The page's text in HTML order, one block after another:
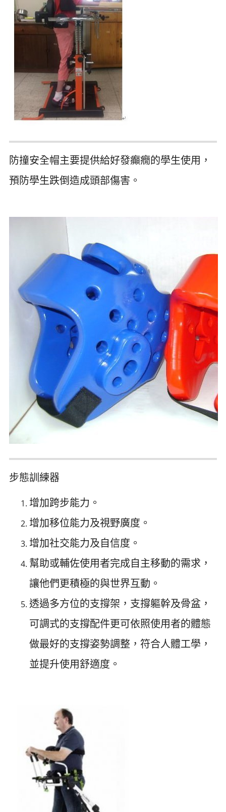
防撞安全帽主要提供給好發癲癇的學生使用，
預防學生跌倒造成頭部傷害。
步態訓練器
增加跨步能力。
增加移位能力及視野廣度。
增加社交能力及自信度。
幫助或輔佐使用者完成自主移動的需求，
讓他們更積極的與世界互動。
透過多方位的支撐架，支撐軀幹及骨盆，
可調式的支撐配件更可依照使用者的體態
做最好的支撐姿勢調整，符合人體工學，
並提升使用舒適度。